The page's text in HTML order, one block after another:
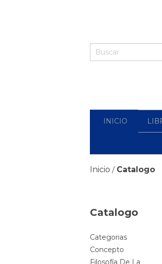
INICIO
Inicio / Catalogo
Catalogo
Categorias
Concepto
Filosofía De La